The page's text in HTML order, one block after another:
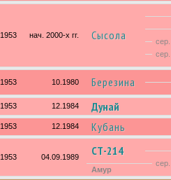
1953 нач. 2000-х гг. Сысола
сер.
сер.
1953 10.1980 Березина
1953 12.1984 Дунай
1953 12.1984 Кубань
1953 04.09.1989 СТ-214
сер.
Амур